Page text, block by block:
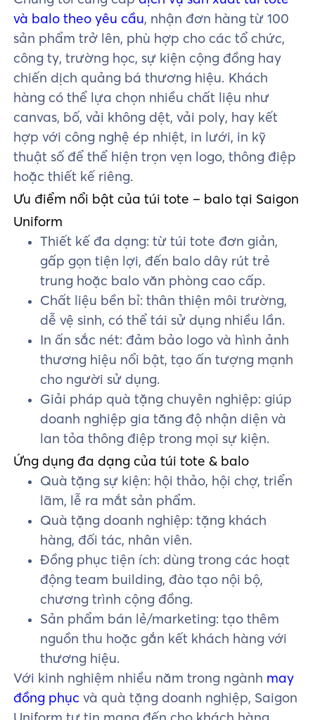
và balo theo yêu cầu, nhận đơn hàng từ 100
sản phẩm trở lên, phù hợp cho các tổ chức,
công ty, trường học, sự kiện cộng đồng hay
chiến dịch quảng bá thương hiệu. Khách
hàng có thể lựa chọn nhiều chất liệu như
canvas, bố, vải không dệt, vải poly, hay kết
hợp với công nghệ ép nhiệt, in lưới, in kỹ
thuật số để thể hiện trọn vẹn logo, thông điệp
hoặc thiết kế riêng.
Ưu điểm nổi bật của túi tote – balo tại Saigon
Uniform
Thiết kế đa dạng: từ túi tote đơn giản,
gấp gọn tiện lợi, đến balo dây rút trẻ
trung hoặc balo văn phòng cao cấp.
Chất liệu bền bỉ: thân thiện môi trường,
dễ vệ sinh, có thể tái sử dụng nhiều lần.
In ấn sắc nét: đảm bảo logo và hình ảnh
thương hiệu nổi bật, tạo ấn tượng mạnh
cho người sử dụng.
Giải pháp quà tặng chuyên nghiệp: giúp
doanh nghiệp gia tăng độ nhận diện và
lan tỏa thông điệp trong mọi sự kiện.
Ứng dụng đa dạng của túi tote & balo
Quà tặng sự kiện: hội thảo, hội chợ, triển
lãm, lễ ra mắt sản phẩm.
Quà tặng doanh nghiệp: tặng khách
hàng, đối tác, nhân viên.
Đồng phục tiện ích: dùng trong các hoạt
động team building, đào tạo nội bộ,
chương trình cộng đồng.
Sản phẩm bán lẻ/marketing: tạo thêm
nguồn thu hoặc gắn kết khách hàng với
thương hiệu.
Với kinh nghiệm nhiều năm trong ngành may
đồng phục và quà tặng doanh nghiệp, Saigon